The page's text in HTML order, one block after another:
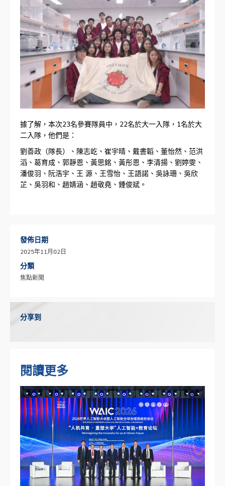
據了解，本次23名參賽隊員中，22名於大一入隊，1名於大
二入隊，他們是：
劉善政（隊長）、陳志屹、崔宇晴、戴書韜、董怡然、范洪
滔、葛育成、郭靜恩、黃思銘、黃彤恩、李清揚、劉婷雯、
潘俊羽、阮浩宇、王 源、王雪怡、王語諾、吳詠珊、吳欣
芷、吳羽和、趙婧涵、趙敬堯、鍾俊斌。
發佈日期
2025年11月02日
分類
焦點新聞
分享到
閱讀更多